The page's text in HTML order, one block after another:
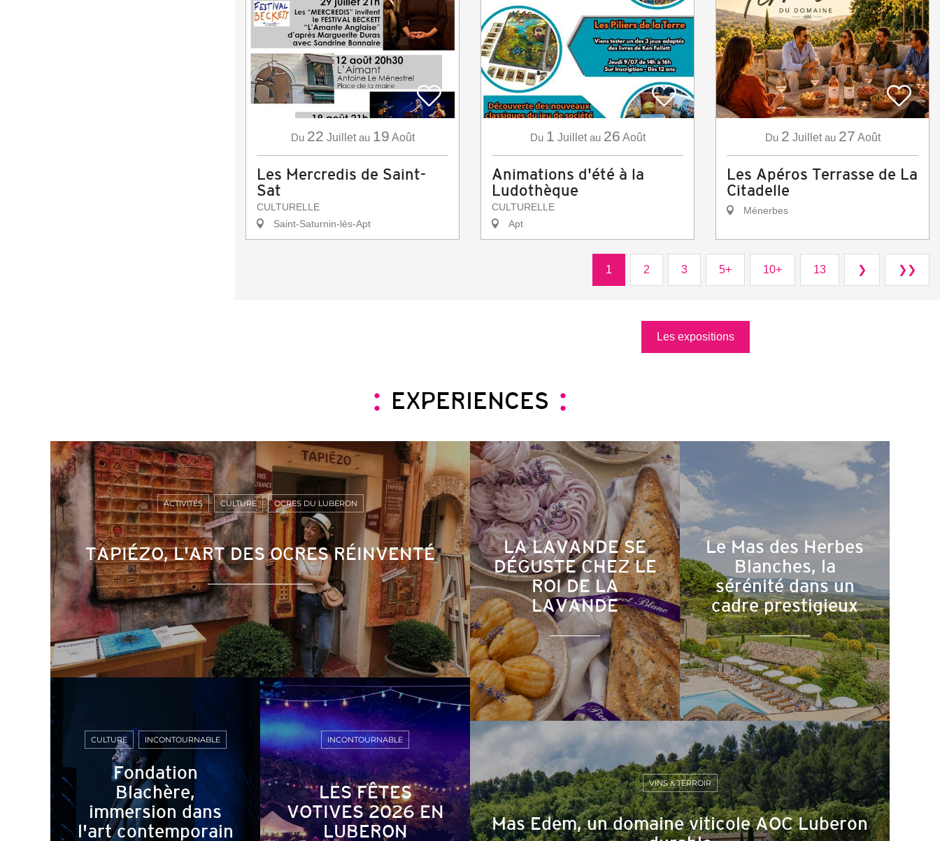
Du 22 Juillet au 19 Août
Les Mercredis de Saint-
Sat
CULTURELLE
Saint-Saturnin-lès-Apt
Du 1 Juillet au 26 Août
Animations d'été à la
Ludothèque
CULTURELLE
Apt
Du 2 Juillet au 27 Août
Les Apéros Terrasse de La
Citadelle
Ménerbes
1 2 3 5+ 10+ 13 ❯ ❯❯
Les expositions
EXPERIENCES
TAPIÉZO, L'ART DES OCRES RÉINVENTÉ
ACTIVITÉS CULTURE OCRES DU LUBERON
Fondation
Blachère,
immersion dans
l'art contemporain
CULTURE INCONTOURNABLE
LES FÊTES
VOTIVES 2026 EN
LUBERON
INCONTOURNABLE
LA LAVANDE SE
DÉGUSTE CHEZ LE
ROI DE LA
LAVANDE
Le Mas des Herbes
Blanches, la
sérénité dans un
cadre prestigieux
Mas Edem, un domaine viticole AOC Luberon
VINS & TERROIR